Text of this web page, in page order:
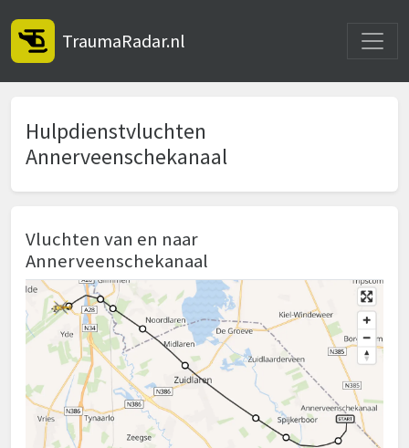
TraumaRadar.nl
Hulpdienstvluchten
Annerveenschekanaal
Vluchten van en naar
Annerveenschekanaal